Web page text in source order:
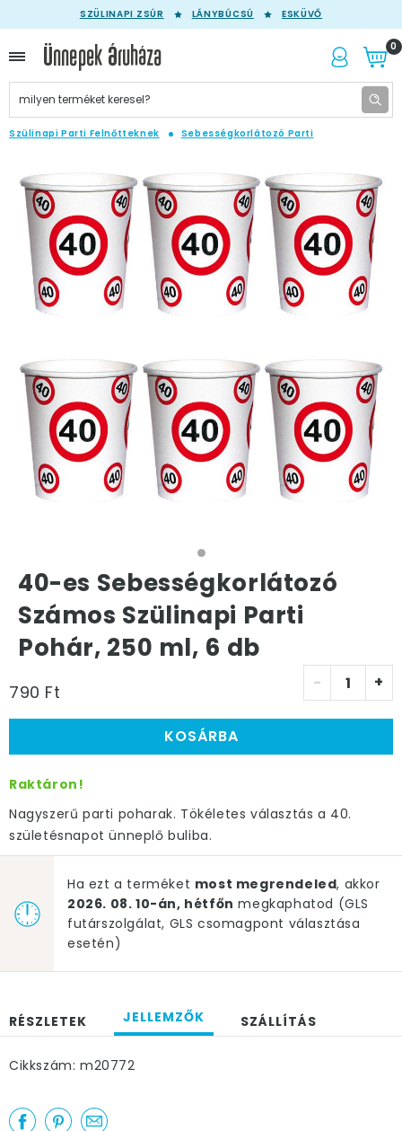
SZÜLINAPI ZSÚR LÁNYBÚCSÚ ESKÜVŐ
0
Szülinapi Parti Felnőtteknek Sebességkorlátozó Parti
40-es Sebességkorlátozó
Számos Szülinapi Parti
Pohár, 250 ml, 6 db
790 Ft - +
KOSÁRBA
Raktáron!
Nagyszerű parti poharak. Tökéletes választás a 40.
születésnapot ünneplő buliba.
Ha ezt a terméket most megrendeled, akkor
2026. 08. 10-án, hétfőn megkaphatod (GLS
futárszolgálat, GLS csomagpont választása
esetén)
RÉSZLETEK JELLEMZŐK SZÁLLÍTÁS
Cikkszám: m20772